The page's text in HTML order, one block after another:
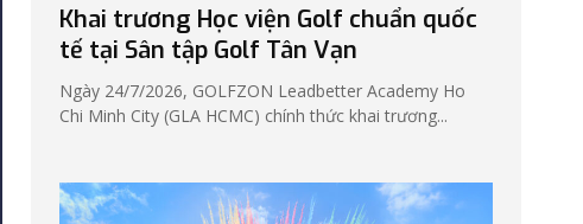
Khai trương Học viện Golf chuẩn quốc
tế tại Sân tập Golf Tân Vạn
Ngày 24/7/2026, GOLFZON Leadbetter Academy Ho
Chi Minh City (GLA HCMC) chính thức khai trương...